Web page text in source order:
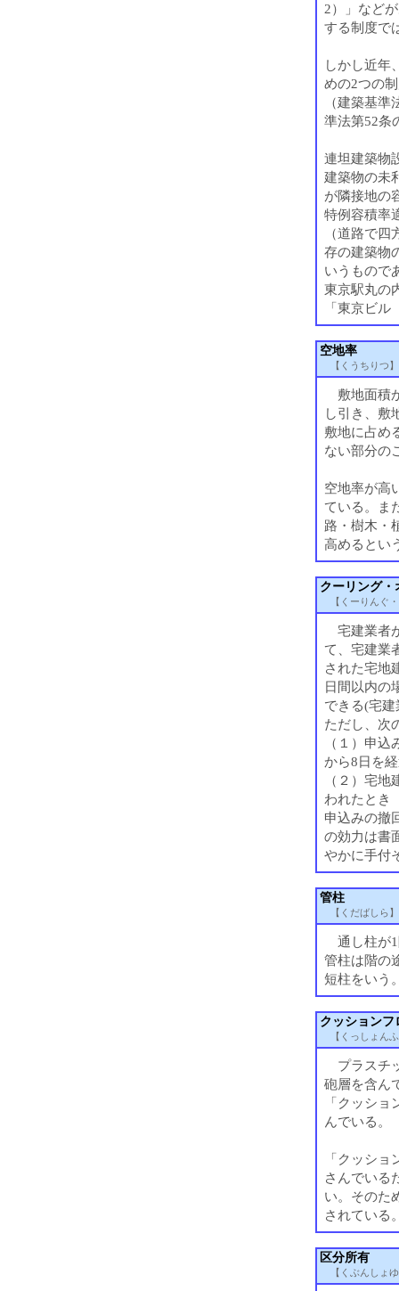
2）」など
する制度で
しかし近年
めの2つの
（建築基
準法第52条
連坦建築物
建築物の未
が隣接地の
特例容積率
（道路で
存の建築物
いうもので
東京駅丸の
「東京ビ
空地率
【くうちりつ】
敷地面積
し引き、敷
敷地に占め
ない部分の
空地率が高
ている。ま
路・樹木・
高めるとい
クーリング・
【くーりんぐ
宅建業者
て、宅建業
された宅地
日間以内の
できる(宅
ただし、次
（１）申
から8日を
（２）宅
われたとき
申込みの撤
の効力は書
やかに手付
管柱
【くだばしら】
通し柱が1
管柱は階の
短柱をいう
クッションフ
【くっしょん
プラスチ
砲層を含ん
「クッシ
んでいる。
「クッシ
さんでいる
い。そのた
されている
区分所有
【くぶんしょ